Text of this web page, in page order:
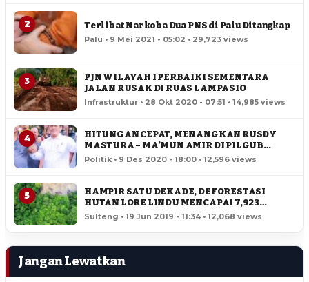
2 Terlibat Narkoba Dua PNS di Palu Ditangkap
Palu • 9 Mei 2021 - 05:02 • 29,723 views
3
PJN WILAYAH I PERBAIKI SEMENTARA
JALAN RUSAK DI RUAS LAMPASIO
Infrastruktur • 28 Okt 2020 - 07:51 • 14,985 views
4
HITUNGAN CEPAT, MENANGKAN RUSDY
MASTURA – MA’MUN AMIR DI PILGUB
SULTENG
Politik • 9 Des 2020 - 18:00 • 12,596 views
5
HAMPIR SATU DEKADE, DEFORESTASI
HUTAN LORE LINDU MENCAPAI 7,923
HEKTAR
Sulteng • 19 Jun 2019 - 11:34 • 12,068 views
Jangan Lewatkan